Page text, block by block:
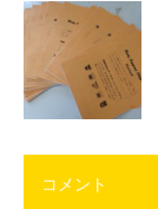
コメント